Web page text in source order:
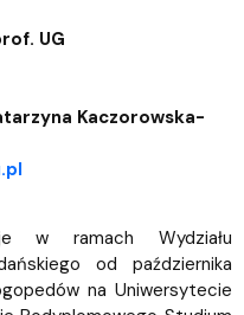
UG
Kaczorowska-
w ramach Wydziału
od października
na Uniwersytecie